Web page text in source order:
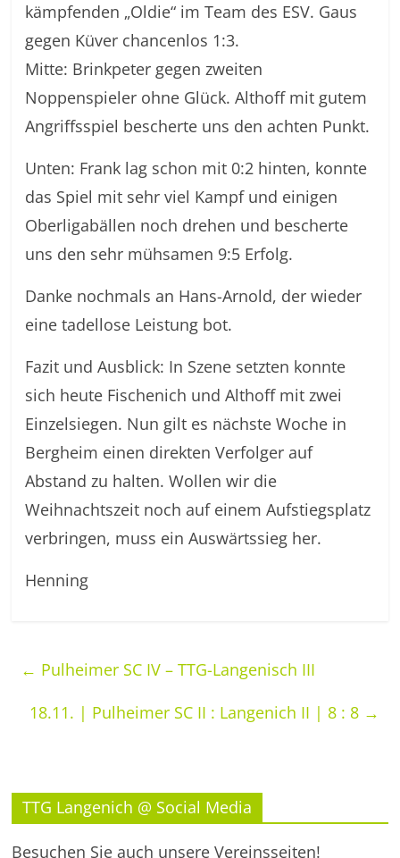
kämpfenden „Oldie“ im Team des ESV. Gaus
gegen Küver chancenlos 1:3.
Mitte: Brinkpeter gegen zweiten
Noppenspieler ohne Glück. Althoff mit gutem
Angriffsspiel bescherte uns den achten Punkt.
Unten: Frank lag schon mit 0:2 hinten, konnte
das Spiel mit sehr viel Kampf und einigen
Oberligabällen noch drehen und bescherte
uns den sehr mühsamen 9:5 Erfolg.
Danke nochmals an Hans-Arnold, der wieder
eine tadellose Leistung bot.
Fazit und Ausblick: In Szene setzten konnte
sich heute Fischenich und Althoff mit zwei
Einzelsiegen. Nun gilt es nächste Woche in
Bergheim einen direkten Verfolger auf
Abstand zu halten. Wollen wir die
Weihnachtszeit noch auf einem Aufstiegsplatz
verbringen, muss ein Auswärtssieg her.
Henning
← Pulheimer SC IV – TTG-Langenisch III
18.11. | Pulheimer SC II : Langenich II | 8 : 8 →
TTG Langenich @ Social Media
Besuchen Sie auch unsere Vereinsseiten!